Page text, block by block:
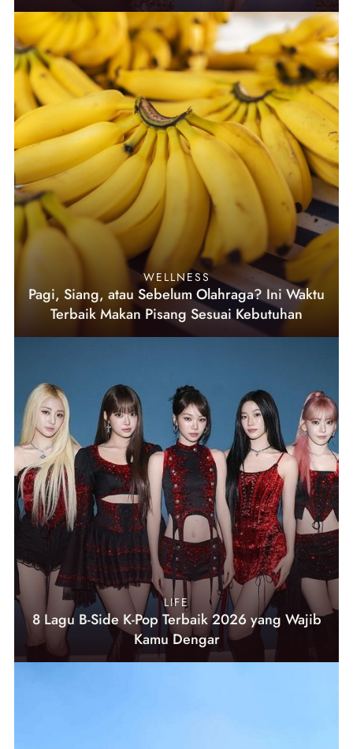
WELLNESS
Pagi, Siang, atau Sebelum Olahraga? Ini Waktu
Terbaik Makan Pisang Sesuai Kebutuhan
LIFE
8 Lagu B-Side K-Pop Terbaik 2026 yang Wajib
Kamu Dengar